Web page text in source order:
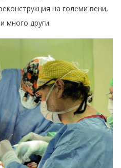
на големи вени,
много други.